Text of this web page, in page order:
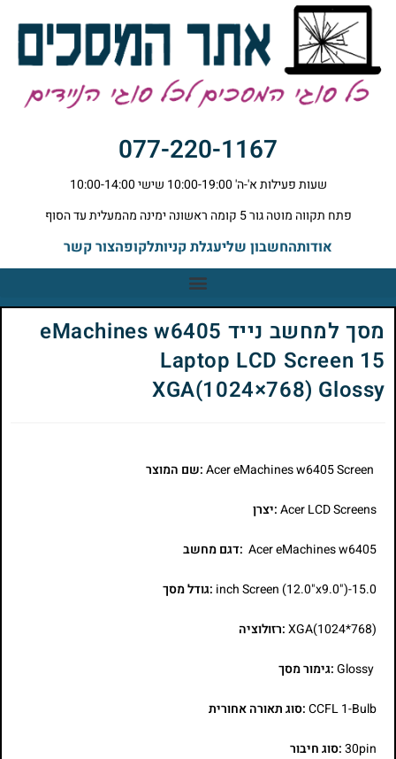
077-220-1167
שעות פעילות א'-ה' 10:00-19:00 שישי 10:00-14:00
פתח תקווה מוטה גור 5 קומה ראשונה ימינה מהמעלית עד הסוף
אודותהחשבון שליעגלת קניותלקופהצור קשר
מסך למחשב נייד eMachines w6405
Laptop LCD Screen 15
XGA(1024×768) Glossy
:שם המוצר
Acer LCD Screens:יצרן
Acer eMachines w6405 :דגם מחשב
15.0-inch Screen (12.0"x9.0") :גודל מסך
XGA(1024*768):רזולוציה
Glossy:גימור מסך
CCFL 1-Bulb:סוג תאורה אחורית
30pin:סוג חיבור